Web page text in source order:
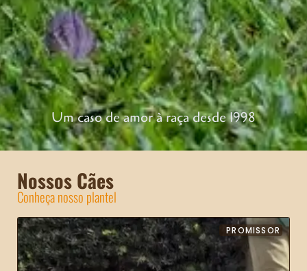
Um caso de amor à raça desde 1998
Nossos Cães
Conheça nosso plantel
PROMISSOR